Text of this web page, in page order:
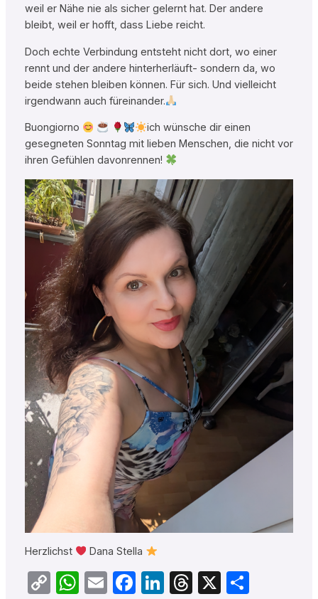
weil er Nähe nie als sicher gelernt hat. Der andere
bleibt, weil er hofft, dass Liebe reicht.
Doch echte Verbindung entsteht nicht dort, wo einer
rennt und der andere hinterherläuft- sondern da, wo
beide stehen bleiben können. Für sich. Und vielleicht
irgendwann auch füreinander.
Buongiorno
ich wünsche dir einen
gesegneten Sonntag mit lieben Menschen, die nicht vor
ihren Gefühlen davonrennen!
Herzlichst Dana Stella
CopyWhatsApp
EmailFacebook
LinkedIn
Threads
X Teilen